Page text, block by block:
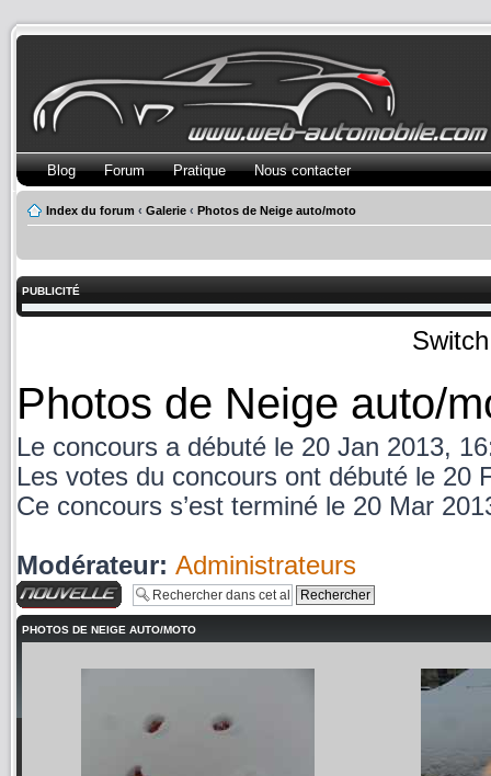
Blog Forum Pratique Nous contacter
Index du forum ‹ Galerie ‹ Photos de Neige auto/moto
PUBLICITÉ
Photos de Neige auto/
Le concours a débuté le 20 Jan 2013,
Les votes du concours ont débuté le 20
Ce concours s’est terminé le 20 Mar
Modérateur: Administrateurs
Charger une image
PHOTOS DE NEIGE AUTO/MOTO